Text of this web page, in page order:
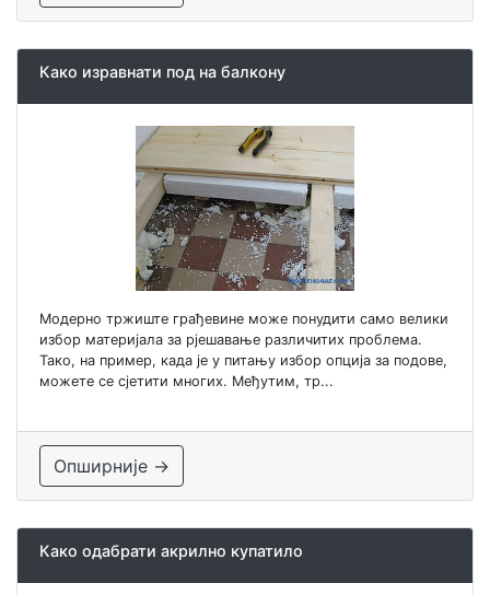
Како изравнати под на балкону
Модерно тржиште грађевине може понудити само велики
избор материјала за рјешавање различитих проблема.
Тако, на пример, када је у питању избор опција за подове,
можете се сјетити многих. Међутим, тр...
Опширније →
Како одабрати акрилно купатило